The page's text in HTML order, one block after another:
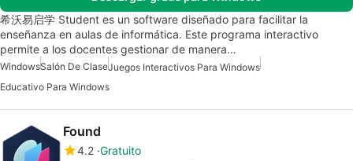
希沃易启学 Student es un software diseñado para facilitar la
enseñanza en aulas de informática. Este programa interactivo
permite a los docentes gestionar de manera…
WindowsSalón De ClaseJuegos Interactivos Para Windows
Educativo Para Windows
Found
4.2 Gratuito